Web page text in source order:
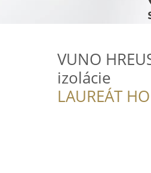
VUNO
izolácie
LAUREÁT